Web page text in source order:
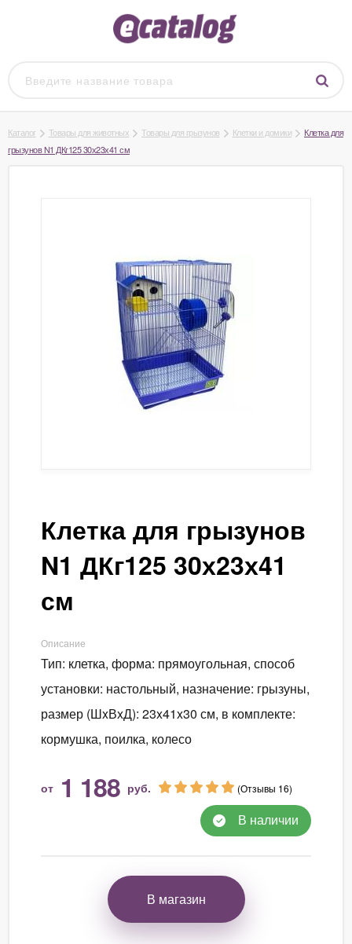
Каталог Товары для животных Товары для грызунов Клетки и домики
Клетка для
грызунов N1 ДКг125 30х23х41 см
Клетка для грызунов
N1 ДКг125 30х23х41
см
Описание
Тип: клетка, форма: прямоугольная, способ
установки: настольный, назначение: грызуны,
размер (ШxВxД): 23x41x30 см, в комплекте:
кормушка, поилка, колесо
от 1 188 руб. (Отзывы 16)
В наличии
В магазин